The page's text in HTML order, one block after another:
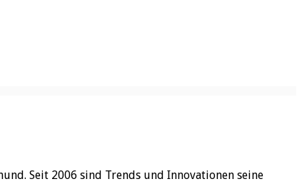
Seit 2006 sind Trends und Innovationen seine